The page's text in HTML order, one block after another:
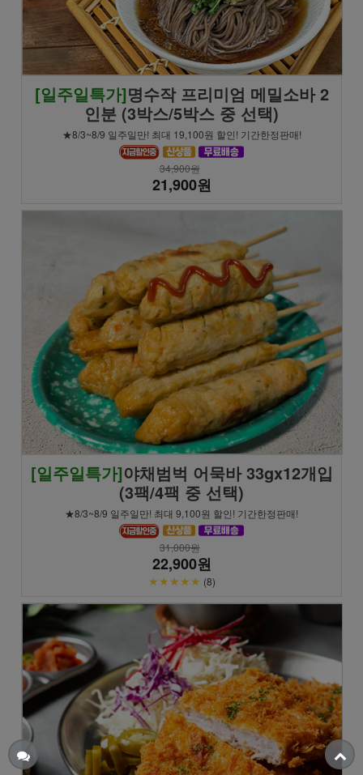
[일주일특가]명수작 프리미엄 메밀소바 2
인분 (3박스/5박스 중 선택)
★8/3~8/9 일주일만! 최대 19,100원 할인! 기간한정판매!
34,900원
21,900원
[일주일특가]야채범벅 어묵바 33gx12개입
(3팩/4팩 중 선택)
★8/3~8/9 일주일만! 최대 9,100원 할인! 기간한정판매!
31,000원
22,900원
★★★★★ (8)